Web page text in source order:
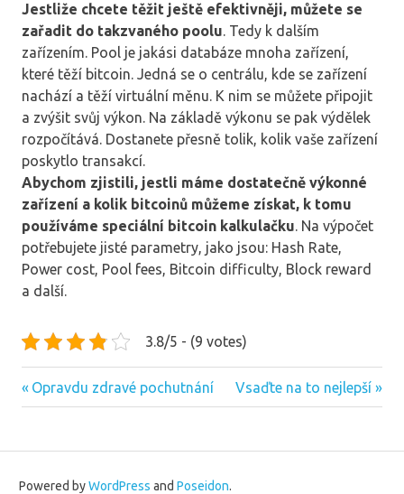
Jestliže chcete těžit ještě efektivněji, můžete se
zařadit do takzvaného poolu. Tedy k dalším
zařízením. Pool je jakási databáze mnoha zařízení,
které těží bitcoin. Jedná se o centrálu, kde se zařízení
nachází a těží virtuální měnu. K nim se můžete připojit
a zvýšit svůj výkon. Na základě výkonu se pak výdělek
rozpočítává. Dostanete přesně tolik, kolik vaše zařízení
poskytlo transakcí.
Abychom zjistili, jestli máme dostatečně výkonné
zařízení a kolik bitcoinů můžeme získat, k tomu
používáme speciální bitcoin kalkulačku. Na výpočet
potřebujete jisté parametry, jako jsou: Hash Rate,
Power cost, Pool fees, Bitcoin difficulty, Block reward
a další.
3.8/5 - (9 votes)
Navigace
příspěvek
Previous
Post:
Opravdu zdravé pochutnání
Next
Post:
Vsaďte na to nejlepší
Powered byWordPress and Poseidon.